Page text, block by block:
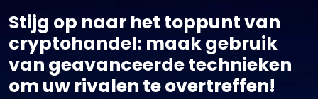
Stijg op naar het toppunt van
cryptohandel: maak gebruik
van geavanceerde technieken
om uw rivalen te overtreffen!